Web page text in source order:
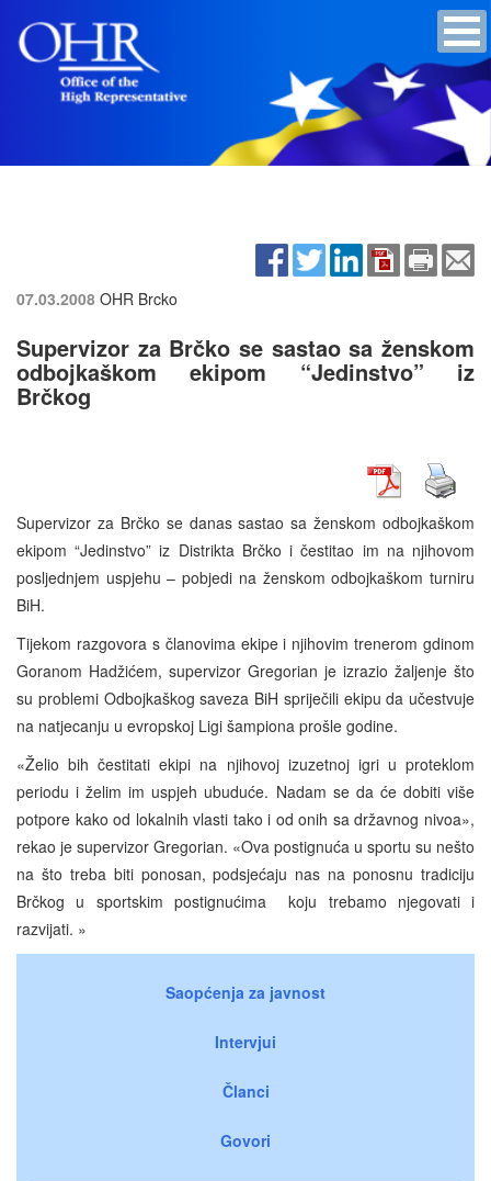
07.03.2008 OHR Brcko
Supervizor za Brčko se sastao sa ženskom
odbojkaškom ekipom “Jedinstvo” iz
Brčkog
Supervizor za Brčko se danas sastao sa ženskom odbojkaškom
ekipom “Jedinstvo” iz Distrikta Brčko i čestitao im na njihovom
posljednjem uspjehu – pobjedi na ženskom odbojkaškom turniru
BiH.
Tijekom razgovora s članovima ekipe i njihovim trenerom gdinom
Goranom Hadžićem, supervizor Gregorian je izrazio žaljenje što
su problemi Odbojkaškog saveza BiH spriječili ekipu da učestvuje
na natjecanju u evropskoj Ligi šampiona prošle godine.
«Želio bih čestitati ekipi na njihovoj izuzetnoj igri u proteklom
periodu i želim im uspjeh ubuduće. Nadam se da će dobiti više
potpore kako od lokalnih vlasti tako i od onih sa državnog nivoa»,
rekao je supervizor Gregorian. «Ova postignuća u sportu su nešto
na što treba biti ponosan, podsjećaju nas na ponosnu tradiciju
Brčkog u sportskim postignućima koju trebamo njegovati i
razvijati. »
Saopćenja za javnost
Intervjui
Članci
Govori